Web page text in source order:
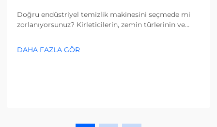
Doğru endüstriyel temizlik makinesini seçmede mi
zorlanıyorsunuz? Kirleticilerin, zemin türlerinin ve
keşfedin. Maliyetleri azaltın ve verimliliği artırın—
şimdi tam rehberi edinin.
DAHA FAZLA GÖR